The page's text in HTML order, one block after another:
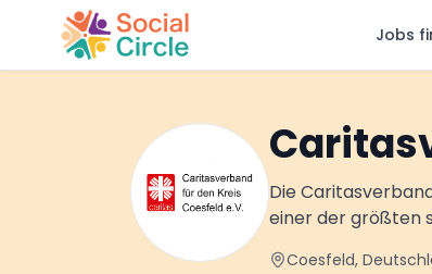
Social Circle Jobs
Die
einer der größten
Coesfeld,